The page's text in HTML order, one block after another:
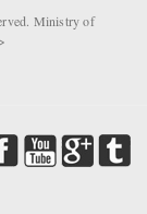
Ministry of